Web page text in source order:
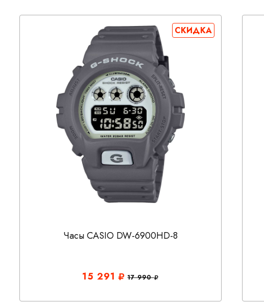
СКИДКА
Часы CASIO DW-6900HD-8
15 291 17 990